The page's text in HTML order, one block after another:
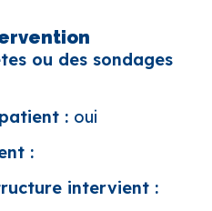
ou des sondages
: oui
:
intervient :